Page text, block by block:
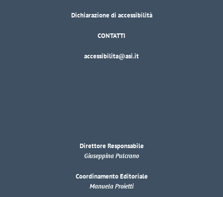
Dichiarazione di accessibilità
CONTATTI
accessibilita@asi.it
Direttore Responsabile
Giuseppina Pulcrano
Coordinamento Editoriale
Manuela Proietti